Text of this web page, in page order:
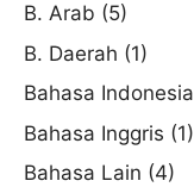
B. Arab (5)
B. Daerah (1)
Bahasa Indonesia
Bahasa Inggris (1)
Bahasa Lain (4)